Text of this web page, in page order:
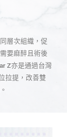
層次組織，促
要麻醉且術後
Z亦是通過台灣
拉提，改善雙